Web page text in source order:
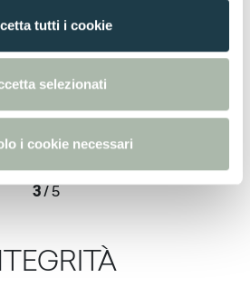
tutti i cookie
selezionati
i cookie necessari
3/ 5